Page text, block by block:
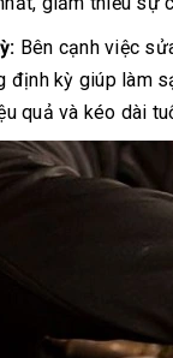
Bên cạnh việc
định kỳ giúp làm
quả và kéo dài